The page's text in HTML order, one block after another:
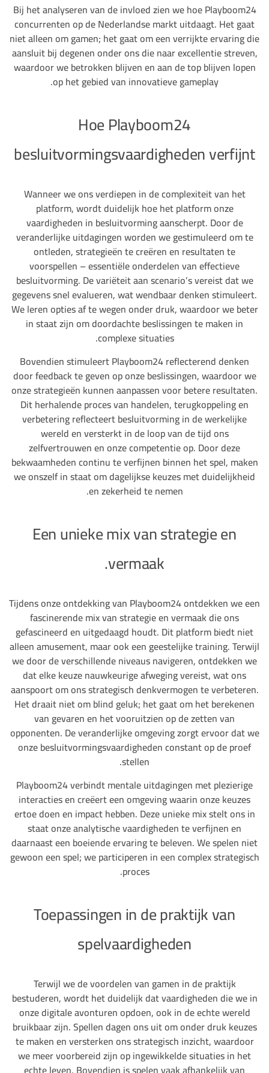
Bij het analyseren van de invloed zien we hoe Playboom24
concurrenten op de Nederlandse markt uitdaagt. Het gaat
niet alleen om gamen; het gaat om een verrijkte ervaring die
aansluit bij degenen onder ons die naar excellentie streven,
waardoor we betrokken blijven en aan de top blijven lopen
op het gebied van innovatieve gameplay.
Hoe Playboom24
besluitvormingsvaardigheden verfijnt
Wanneer we ons verdiepen in de complexiteit van het
platform, wordt duidelijk hoe het platform onze
vaardigheden in besluitvorming aanscherpt. Door de
veranderlijke uitdagingen worden we gestimuleerd om te
ontleden, strategieën te creëren en resultaten te
voorspellen – essentiële onderdelen van effectieve
besluitvorming. De variëteit aan scenario’s vereist dat we
gegevens snel evalueren, wat wendbaar denken stimuleert.
We leren opties af te wegen onder druk, waardoor we beter
in staat zijn om doordachte beslissingen te maken in
complexe situaties.
Bovendien stimuleert Playboom24 reflecterend denken
door feedback te geven op onze beslissingen, waardoor we
onze strategieën kunnen aanpassen voor betere resultaten.
Dit herhalende proces van handelen, terugkoppeling en
verbetering reflecteert besluitvorming in de werkelijke
wereld en versterkt in de loop van de tijd ons
zelfvertrouwen en onze competentie op. Door deze
bekwaamheden continu te verfijnen binnen het spel, maken
we onszelf in staat om dagelijkse keuzes met duidelijkheid
en zekerheid te nemen.
Een unieke mix van strategie en
vermaak.
Tijdens onze ontdekking van Playboom24 ontdekken we een
fascinerende mix van strategie en vermaak die ons
gefascineerd en uitgedaagd houdt. Dit platform biedt niet
alleen amusement, maar ook een geestelijke training. Terwijl
we door de verschillende niveaus navigeren, ontdekken we
dat elke keuze nauwkeurige afweging vereist, wat ons
aanspoort om ons strategisch denkvermogen te verbeteren.
Het draait niet om blind geluk; het gaat om het berekenen
van gevaren en het vooruitzien op de zetten van
opponenten. De veranderlijke omgeving zorgt ervoor dat we
onze besluitvormingsvaardigheden constant op de proef
stellen.
Playboom24 verbindt mentale uitdagingen met plezierige
interacties en creëert een omgeving waarin onze keuzes
ertoe doen en impact hebben. Deze unieke mix stelt ons in
staat onze analytische vaardigheden te verfijnen en
daarnaast een boeiende ervaring te beleven. We spelen niet
gewoon een spel; we participeren in een complex strategisch
proces.
Toepassingen in de praktijk van
spelvaardigheden
Terwijl we de voordelen van gamen in de praktijk
bestuderen, wordt het duidelijk dat vaardigheden die we in
onze digitale avonturen opdoen, ook in de echte wereld
bruikbaar zijn. Spellen dagen ons uit om onder druk keuzes
te maken en versterken ons strategisch inzicht, waardoor
we meer voorbereid zijn op ingewikkelde situaties in het